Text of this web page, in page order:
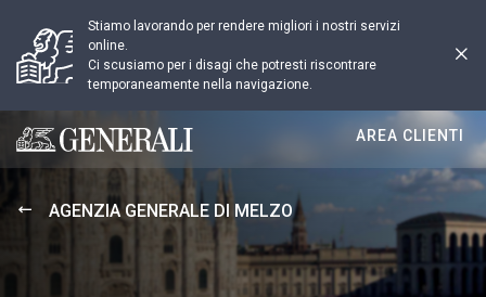
Stiamo lavorando per rendere migliori i nostri servizi
online.
Ci scusiamo per i disagi che potresti riscontrare
temporaneamente nella navigazione.
Generali logo
AREA CLIENTI
AGENZIA GENERALE DI MELZO